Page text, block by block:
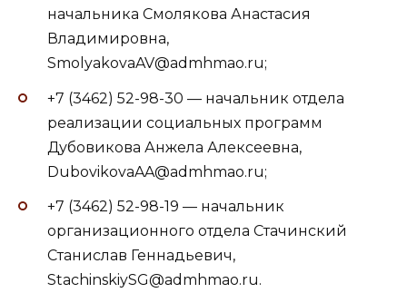
начальника Смолякова Анастасия
Владимировна,
SmolyakovaAV@admhmao.ru;
+7 (3462) 52-98-30 — начальник отдела
реализации социальных программ
Дубовикова Анжела Алексеевна,
DubovikovaAA@admhmao.ru;
+7 (3462) 52-98-19 — начальник
организационного отдела Стачинский
Станислав Геннадьевич,
StachinskiySG@admhmao.ru.